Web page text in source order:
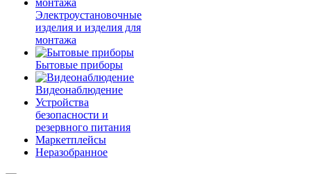
Электроустановочные
изделия и изделия для
монтажа
Бытовые приборы
Видеонаблюдение
Устройства
безопасности и
резервного питания
Маркетплейсы
Неразобранное